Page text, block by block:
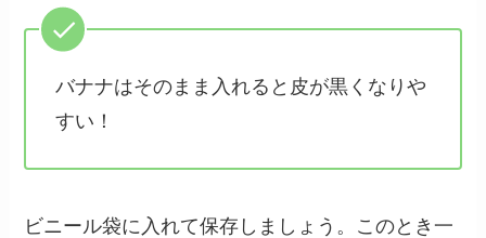
バナナはそのまま入れると皮が黒くなりや
すい！
ビニール袋に入れて保存しましょう。このとき一